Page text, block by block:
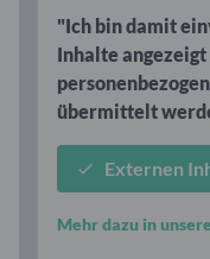
"Ich bin damit
Inhalte
übermittelt
Externen
Mehr dazu in